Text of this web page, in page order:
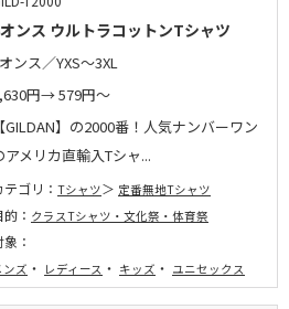
ンス ウルトラコットンTシャツ
ンス／YXS～3XL
円→579円～
【GILDAN】の2000番！人気ナンバーワン
アメリカ直輸入Tシャ...
テゴリ： Tシャツ 定番無地Tシャツ
的： クラスTシャツ・文化祭・体育祭
：
ンズ ・ レディース ・ キッズ ・ ユニセックス